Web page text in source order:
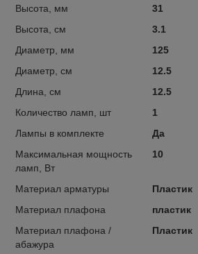
Высота, мм
31
Высота, см
3.1
Диаметр, мм
125
Диаметр, см
12.5
Длина, см
12.5
Количество ламп, шт
1
Лампы в комплекте
Да
Максимальная мощность
ламп, Вт
10
Материал арматуры
Пластик
Материал плафона
пластик
Материал плафона /
абажура
Пластик